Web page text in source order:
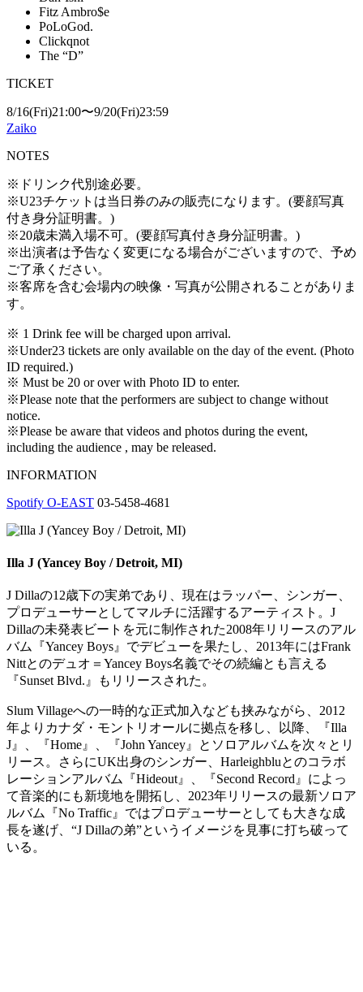
Fitz Ambro$e
PoLoGod.
Clickqnot
The “D”
TICKET
8/16(Fri)21:00〜9/20(Fri)23:59
Zaiko
NOTES
※ドリンク代別途必要。
※U23チケットは当日券のみの販売になります。(要顔写真
付き身分証明書。)
※20歳未満入場不可。(要顔写真付き身分証明書。)
※出演者は予告なく変更になる場合がございますので、 予め
ご了承ください。
※客席を含む会場内の映像・写真が公開されることがありま
す。
※ 1 Drink fee will be charged upon arrival.
※Under23 tickets are only available on the day of the event. (Photo
ID required.)
※ Must be 20 or over with Photo ID to enter.
※Please note that the performers are subject to change without
notice.
※Please be aware that videos and photos during the event,
including the audience , may be released.
INFORMATION
Spotify O-EAST 03-5458-4681
Illa J (Yancey Boy / Detroit, MI)
J Dillaの12歳下の実弟であり、現在はラッパー、シンガー、
プロデューサーとしてマルチに活躍するアーティスト。J
Dillaの未発表ビートを元に制作された2008年リリースのアル
バム『Yancey Boys』でデビューを果たし、2013年にはFrank
Nittとのデュオ＝Yancey Boys名義でその続編とも言える
『Sunset Blvd.』もリリースされた。
Slum Villageへの一時的な正式加入なども挟みながら、 2012
年よりカナダ・モントリオールに拠点を移し、以降、『Illa
J』、『Home』、『John Yancey』とソロアルバムを次々とリ
リース。
さらにUK出身のシンガー、 Harleighbluとのコラボ
レーションアルバム『Hideout』、『Second Record』によっ
て音楽的にも新境地を開拓し、 2023年リリースの最新ソロア
ルバム『No Traffic』ではプロデューサーとしても大きな成
長を遂げ、 “J Dillaの弟”というイメージを見事に打ち破って
いる。